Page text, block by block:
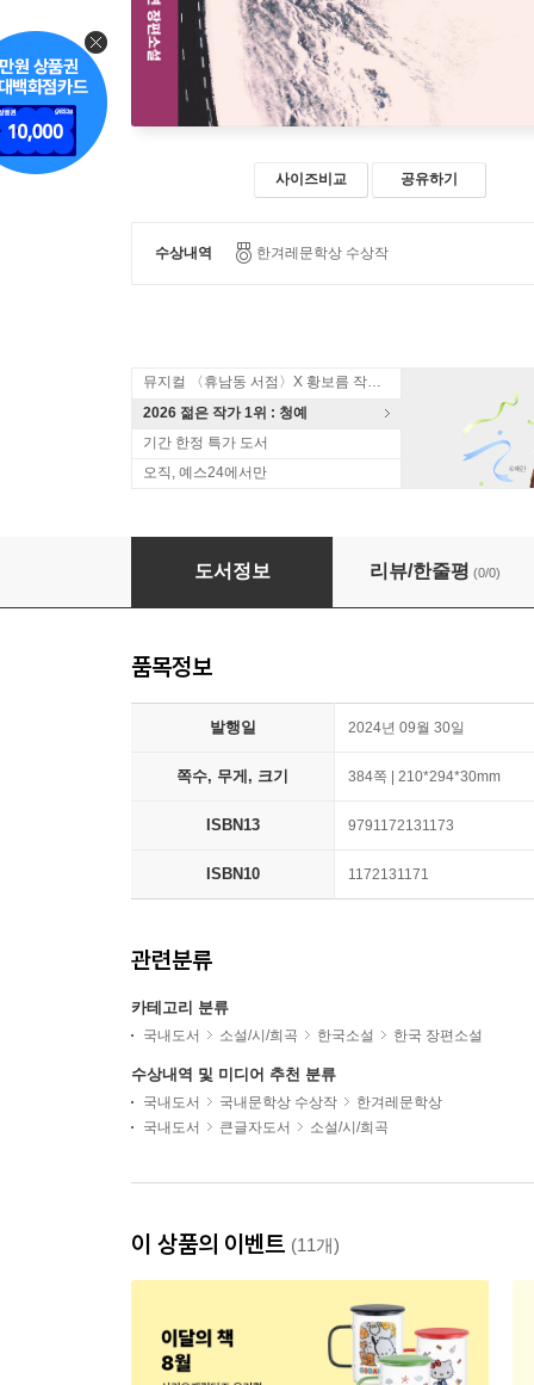
사이즈비교 공유하기
수상내역 한겨레문학상 수상작
뮤지컬 〈휴남동 서점〉X 황보름 작가 북토크
2026 젊은 작가 1위 : 청예
기간 한정 특가 도서
오직, 예스24에서만
나도 한때는 자작나무를 탔다 (큰글자도서)
도서정보 리뷰/한줄평 (0/0)
품목정보
발행일 2024년 09월 30일
쪽수, 무게, 크기 384쪽 | 210*294*30mm
ISBN13 9791172131173
ISBN10 1172131171
관련분류
카테고리 분류
국내도서 소설/시/희곡 한국소설 한국 장편소설
수상내역 및 미디어 추천 분류
국내도서 국내문학상 수상작
한겨레문학상
국내도서
큰글자도서 소설/시/희곡
이 상품의 이벤트 (11개)